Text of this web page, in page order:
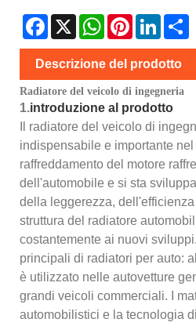
Facebook
X WhatsAppPinterestLinkedIn
Descrizione del prodotto
Radiatore del veicolo di ingegneria
1.introduzione al prodotto
Il radiatore del veicolo di
indispensabile e importante
raffreddamento del motore
dell'automobile e si sta
della leggerezza,
struttura del radiatore
costantemente ai nuovi
principali di radiatori per auto:
è utilizzato nelle autovetture
grandi veicoli commerciali. I
automobilistici e la tecnologia